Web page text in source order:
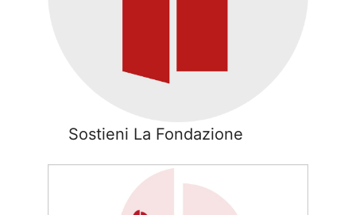
Sostieni La Fondazione